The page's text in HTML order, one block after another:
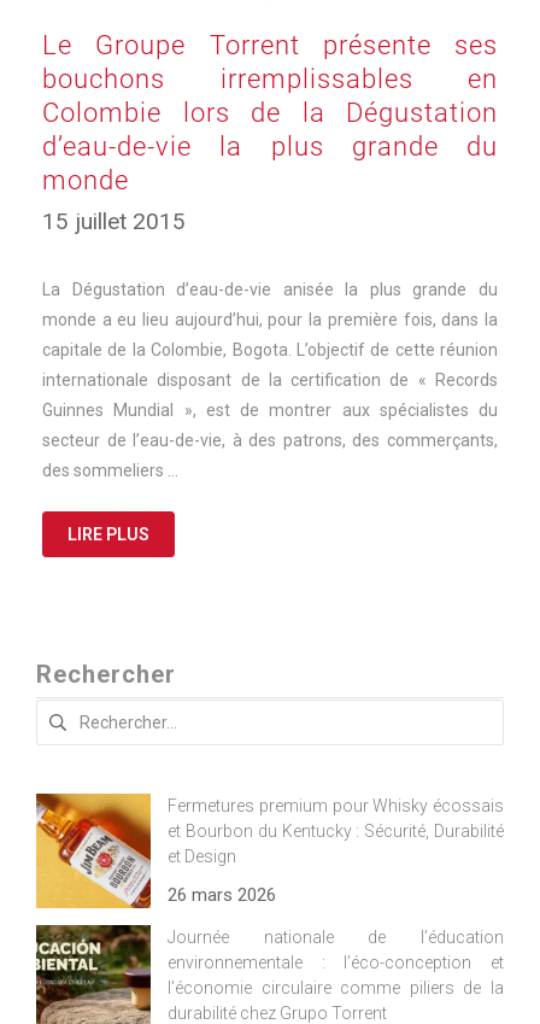
Le Groupe Torrent présente ses
bouchons irremplissables en
Colombie lors de la Dégustation
d’eau-de-vie la plus grande du
monde
15 juillet 2015
La Dégustation d’eau-de-vie anisée la plus grande du
monde a eu lieu aujourd’hui, pour la première fois, dans la
capitale de la Colombie, Bogota. L’objectif de cette réunion
internationale disposant de la certification de « Records
Guinnes Mundial », est de montrer aux spécialistes du
secteur de l’eau-de-vie, à des patrons, des commerçants,
des sommeliers …
LIRE PLUS
Rechercher
Rechercher :
Fermetures premium pour Whisky écossais
et Bourbon du Kentucky : Sécurité, Durabilité
et Design
26 mars 2026
Journée nationale de l’éducation
environnementale : l’éco-conception et
l’économie circulaire comme piliers de la
durabilité chez Grupo Torrent